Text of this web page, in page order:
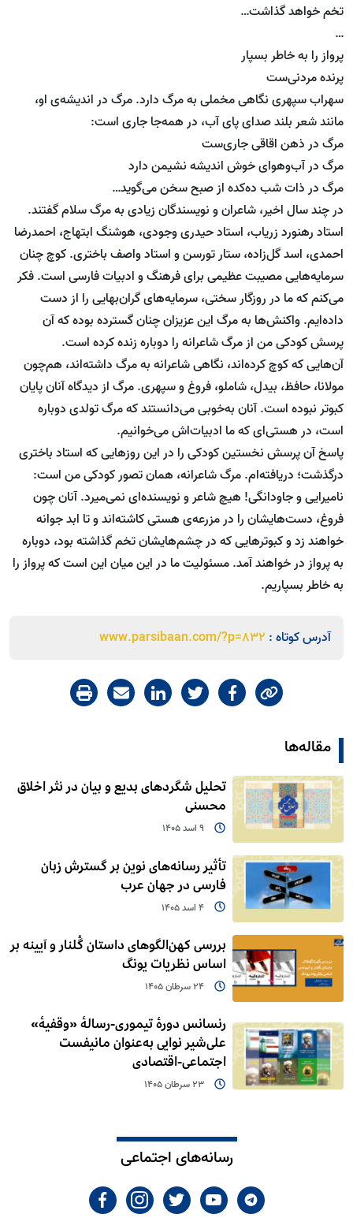
تخم خواهد گذاشت…
…
پرواز را به خاطر بسپار
پرنده مردنی‌ست
سهراب سپهری نگاهی مخملی به مرگ دارد. مرگ در اندیشه‌ی او،
مانند شعر بلند صدای پای آب، در همه‌جا جاری است:
مرگ در ذهن اقاقی جاری‌ست
مرگ در آب‌و‌هوای خوش اندیشه نشیمن دارد
مرگ در ذات شب ده‌کده از صبح سخن می‌گوید…
در چند سال اخیر، شاعران و نویسندگان زیادی به مرگ سلام گفتند.
استاد رهنورد زریاب، استاد حیدری وجودی، هوشنگ ابتهاج، احمدرضا
احمدی، اسد گل‌زاده، ستار تورسن و استاد واصف باختری. کوچ چنان
سرمایه‌هایی مصیبت عظیمی برای فرهنگ و ادبیات فارسی است. فکر
می‌کنم که ما در روزگار سختی، سرمایه‌های گران‌بهایی را از دست
داده‌ایم. واکنش‌ها به مرگ این عزیزان چنان گسترده بوده که آن
پرسش کودکی من از مرگ شاعرانه را دوباره زنده کرده است.
آن‌هایی که کوچ کرده‌اند، نگاهی شاعرانه به مرگ داشته‌اند، هم‌چون
مولانا، حافظ، بیدل، شاملو، فروغ و سپهری. مرگ از دیدگاه آنان پایان
کبوتر نبوده است. آنان به‌خوبی می‌دانستند که مرگ تولدی دوباره
است، در هستی‌ای که ما ادبیات‌اش می‌خوانیم.
پاسخ آن پرسش نخستین کودکی را در این روزهایی که استاد باختری
درگذشت؛ دریافته‌ام. مرگ شاعرانه، همان تصور کودکی من است:
نامیرایی و جاودانگی! هیچ شاعر و نویسنده‌ای نمی‌میرد. آنان چون
فروغ، دست‌هایشان را در مزرعه‌ی هستی کاشته‌اند و تا ابد جوانه
خواهند زد و کبوترهایی که در چشم‌هایشان تخم گذاشته بود، دوباره
به پرواز در خواهند آمد. مسئولیت ما در این میان این است که پرواز را
به خاطر بسپاریم.
آدرس کوتاه : www.parsibaan.com/?p=832
مقاله‌ها
تحلیل شگردهای بدیع و بیان در نثر اخلاق
محسنی
9 اسد 1405
تأثیر رسانه‌های نوین بر گسترش زبان
فارسی در جهان عرب
4 اسد 1405
بررسی کهن‌الگوهای داستان گُلنار و آیینه بر
اساس نظریات یونگ
24 سرطان 1405
رنسانس دورۀ تیموری-رسالۀ «وقفیۀ»
علی‌شیر نوایی به‌عنوان مانیفست
اجتماعی-اقتصادی
23 سرطان 1405
رسانه‌های اجتماعی